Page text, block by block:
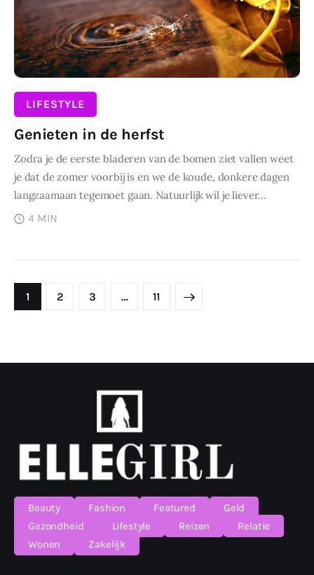
LIFESTYLE
Genieten in de herfst
Zodra je de eerste bladeren van de bomen ziet vallen weet
je dat de zomer voorbij is en we de koude, donkere dagen
langzaamaan tegemoet gaan. Natuurlijk wil je liever…
4 MIN
paginering
PAGE
1 PAGE
2 PAGE
3 … PAGE
11
>
Beauty Fashion Featured
Geld
Gezondheid
Lifestyle Reizen
Relatie
Wonen
Zakelijk